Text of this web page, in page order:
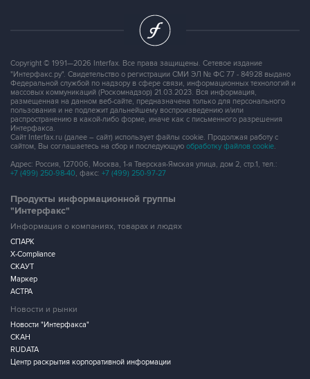
Copyright © 1991—2026 Interfax. Все права защищены. Сетевое издание
"Интерфакс.ру". Свидетельство о регистрации СМИ ЭЛ № ФС 77 - 84928 выдано
Федеральной службой по надзору в сфере связи, информационных технологий и
массовых коммуникаций (Роскомнадзор) 21.03.2023. Вся информация,
размещенная на данном веб-сайте, предназначена только для персонального
пользования и не подлежит дальнейшему воспроизведению и/или
распространению в какой-либо форме, иначе как с письменного разрешения
Интерфакса.
Сайт Interfax.ru (далее – сайт) использует файлы cookie. Продолжая работу с
сайтом, Вы соглашаетесь на сбор и последующую обработку файлов cookie.
Адрес: Россия, 127006, Москва, 1-я Тверская-Ямская улица, дом 2, стр.1, тел.:
+7 (499) 250-98-40, факс: +7 (499) 250-97-27
Продукты информационной группы
"Интерфакс"
Информация о компаниях, товарах и людях
СПАРК
X-Compliance
СКАУТ
Маркер
АСТРА
Новости и рынки
Новости "Интерфакса"
СКАН
RUDATA
Центр раскрытия корпоративной информации